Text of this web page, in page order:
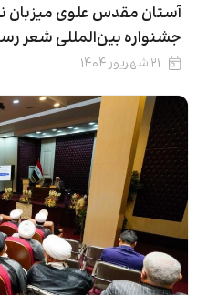
آستان مقدس علوی میزبان
جشنواره بین‌المللی شعر
۲۱ شهریور ۱۴۰۴